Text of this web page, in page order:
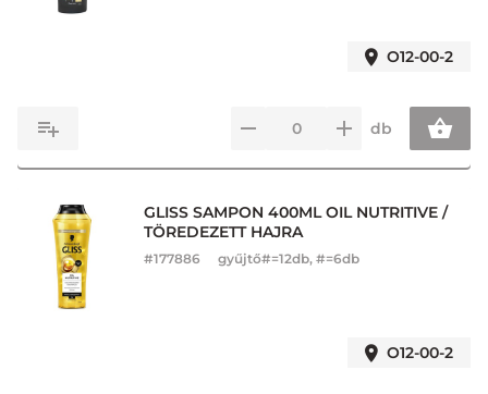
O12-00-2
db
GLISS SAMPON 400ML OIL NUTRITIVE /
TÖREDEZETT HAJRA
#177886 gyűjtő#=12db, #=6db
O12-00-2